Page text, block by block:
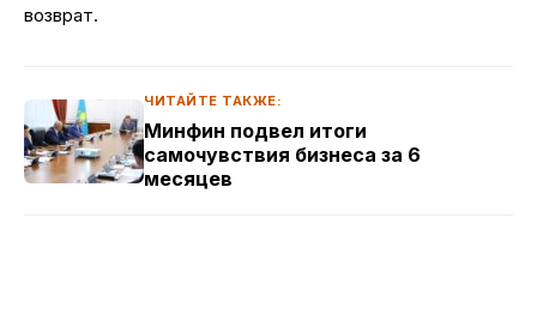
возврат.
ЧИТАЙТЕ ТАКЖЕ:
Минфин подвел итоги
самочувствия бизнеса за 6
месяцев